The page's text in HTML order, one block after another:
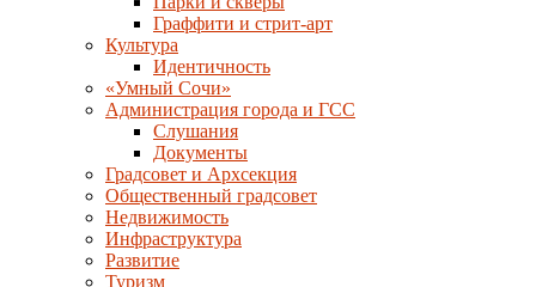
Граффити и стрит-арт
Культура
Идентичность
«Умный Сочи»
Администрация города и ГСС
Слушания
Документы
Градсовет и Архсекция
Общественный градсовет
Недвижимость
Инфраструктура
Развитие
Туризм